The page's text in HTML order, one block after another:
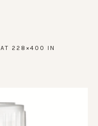
AT 228×400 IN